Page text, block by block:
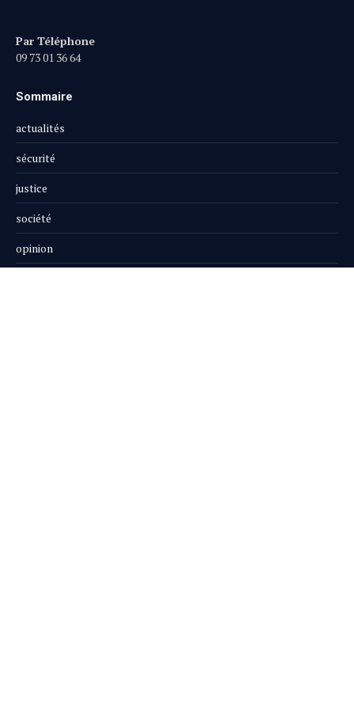
Par Téléphone
09 73 01 36 64
Sommaire
actualités
sécurité
justice
société
opinion